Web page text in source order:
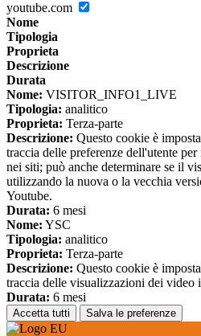
youtube.com
Nome
Tipologia
Proprieta
Descrizione
Durata
Nome: VISITOR_INFO1_LIVE
Tipologia: analitico
Proprieta: Terza-parte
Descrizione: Questo cookie è
traccia delle preferenze dell'utente
nei siti; può anche determinare se il
utilizzando la nuova o la vecchia
Youtube.
Durata: 6 mesi
Nome: YSC
Tipologia: analitico
Proprieta: Terza-parte
Descrizione: Questo cookie è
traccia delle visualizzazioni dei video
Durata: 6 mesi
Accetta tutti Salva le preferenze